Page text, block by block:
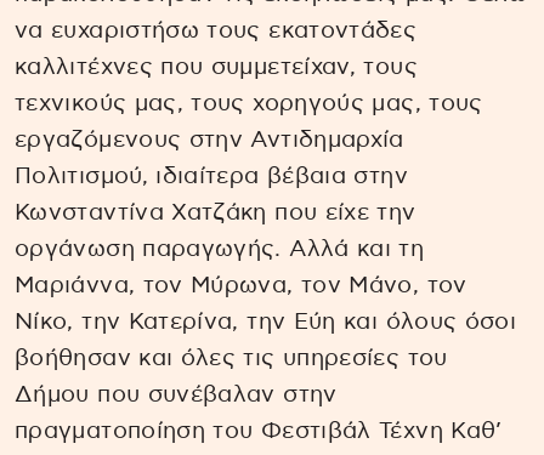
να ευχαριστήσω τους εκατοντάδες
καλλιτέχνες που συμμετείχαν, τους
τεχνικούς μας, τους χορηγούς μας, τους
εργαζόμενους στην Αντιδημαρχία
Πολιτισμού, ιδιαίτερα βέβαια στην
Κωνσταντίνα Χατζάκη που είχε την
οργάνωση παραγωγής. Αλλά και τη
Μαριάννα, τον Μύρωνα, τον Μάνο, τον
Νίκο, την Κατερίνα, την Εύη και όλους όσοι
βοήθησαν και όλες τις υπηρεσίες του
Δήμου που συνέβαλαν στην
πραγματοποίηση του Φεστιβάλ Τέχνη Καθ’